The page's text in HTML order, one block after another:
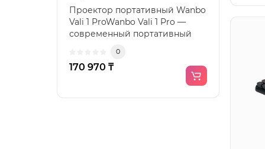
Проектор портативный Wanbo
Vali 1 ProWanbo Vali 1 Pro —
современный портативный
0
170 970 ₸ 135